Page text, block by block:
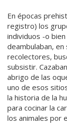
En épocas
registro) los
individuos -o
deambulaban,
recolectores,
subsistir.
abrigo de las
uno de esos
la historia de la
para cocinar la
los animales por